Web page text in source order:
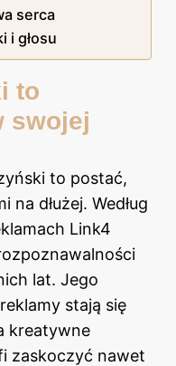
serca
i głosu
to
swojej
to postać,
na dłużej. Według
Link4
lat. Jego
stają się
kreatywne
zaskoczyć nawet